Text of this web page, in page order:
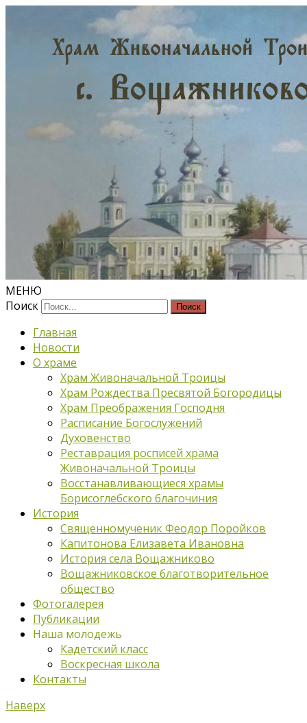
МЕНЮ
Поиск
Главная
Новости
О храме
Храм Живоначальной Троицы
Храм Рождества Пресвятой Богородицы
Храм Преображения Господня
Расписание Богослужений
Духовенство
Реставрация росписей храма
Живоначальной Троицы
Восстанавливающиеся храмы
Борисоглебского благочиния
История
Священномученик Феодор Поройков
Капитонова Елизавета Ивановна
История села Вощажниково
Вощажниковское благотворительное
общество
Фотогалерея
Публикации
Наша молодежь
Кадетский класс
Воскресная школа
Контакты
Наверх